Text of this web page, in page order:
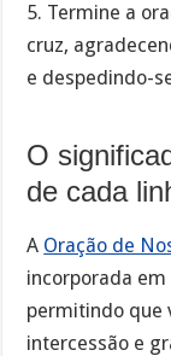
5. Termine a
cruz,
e despedindo-
O
de cada
A Oração de
incorporada
permitindo que
intercessão e